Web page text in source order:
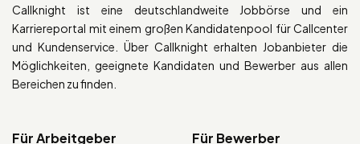
Callknight ist eine deutschlandweite Jobbörse und ein
Karriereportal mit einem großen Kandidatenpool für Callcenter
und Kundenservice. Über Callknight erhalten Jobanbieter die
Möglichkeiten, geeignete Kandidaten und Bewerber aus allen
Bereichen zu finden.
Für Arbeitgeber Für Bewerber